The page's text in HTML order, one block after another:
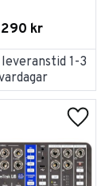
kr
1-3